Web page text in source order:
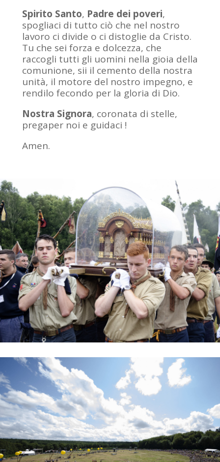
Spirito Santo, Padre dei poveri,
spogliaci di tutto ciò che nel nostro
lavoro ci divide o ci distoglie da Cristo.
Tu che sei forza e dolcezza, che
raccogli tutti gli uomini nella gioia della
comunione, sii il cemento della nostra
unità, il motore del nostro impegno, e
rendilo fecondo per la gloria di Dio.
Nostra Signora, coronata di stelle,
pregaper noi e guidaci !
Amen.